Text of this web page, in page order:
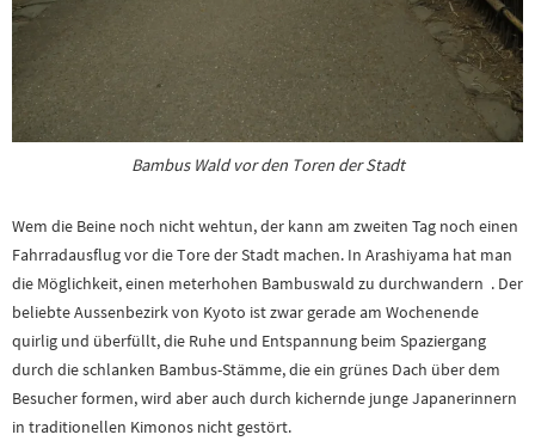
Bambus Wald vor den Toren der Stadt
Wem die Beine noch nicht wehtun, der kann am zweiten Tag noch einen
Fahrradausflug vor die Tore der Stadt machen. In Arashiyama hat man
die Möglichkeit, einen meterhohen Bambuswald zu durchwandern . Der
beliebte Aussenbezirk von Kyoto ist zwar gerade am Wochenende
quirlig und überfüllt, die Ruhe und Entspannung beim Spaziergang
durch die schlanken Bambus-Stämme, die ein grünes Dach über dem
Besucher formen, wird aber auch durch kichernde junge Japanerinnern
in traditionellen Kimonos nicht gestört.